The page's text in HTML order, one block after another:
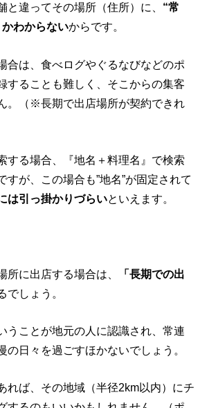
と違ってその場所（住所）に、 “常
わからないからです。
合は、食べログやぐるなびなどのポ
することも難しく、そこからの集客
。（※長期で出店場所が契約できれ
する場合、『地名＋料理名』で検索
すが、この場合も”地名”が固定されて
は引っ掛かりづらいといえます。
所に出店する場合は、
「長期での出
でしょう。
うことが地元の人に認識され、常連
の日々を過ごすほかないでしょう。
れば、その地域（半径2km以内）にチ